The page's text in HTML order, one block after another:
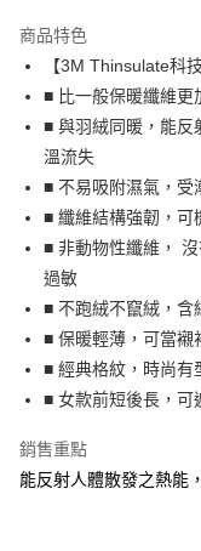
街口支付
悠遊付
AFTEE先享後付
相關說明
【關於「AFTEE先享後付
AFTEE先享後付是「在
便利好安心！
１．簡單：不需註冊會員
３．安心：先確認商品／
【「AFTEE先享後付」結
１．於結帳方式選擇「
結帳頁面，進行簡訊認證
３．收到繳費通知簡訊後
ATM／網路銀行／等多元
※ 請注意：結帳手續完成
ATM付款
運送方式
每筆NT$70，滿
商品特色
【3M Thinsulate科
■ 比一般保暖纖維更
■ 與羽絨同暖，能反
溫流失
■ 不易吸附濕氣，受
■ 纖維結構強韌，可
■ 非動物性纖維，
過敏
■ 不跑絨不竄絨，含
■ 保暖輕薄，可當襯
■ 經典格紋，時尚有
■ 女款前短後長，可
銷售重點
能反射人體散發之熱能